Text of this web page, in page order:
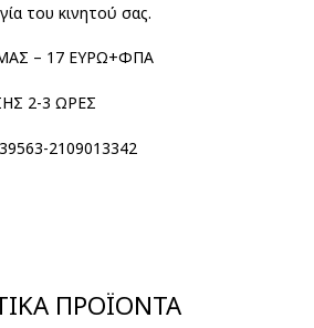
του κινητού σας.
– 17 ΕΥΡΩ+ΦΠΑ
2-3 ΩΡΕΣ
2109013342
ΠΡΟΪΌΝΤΑ